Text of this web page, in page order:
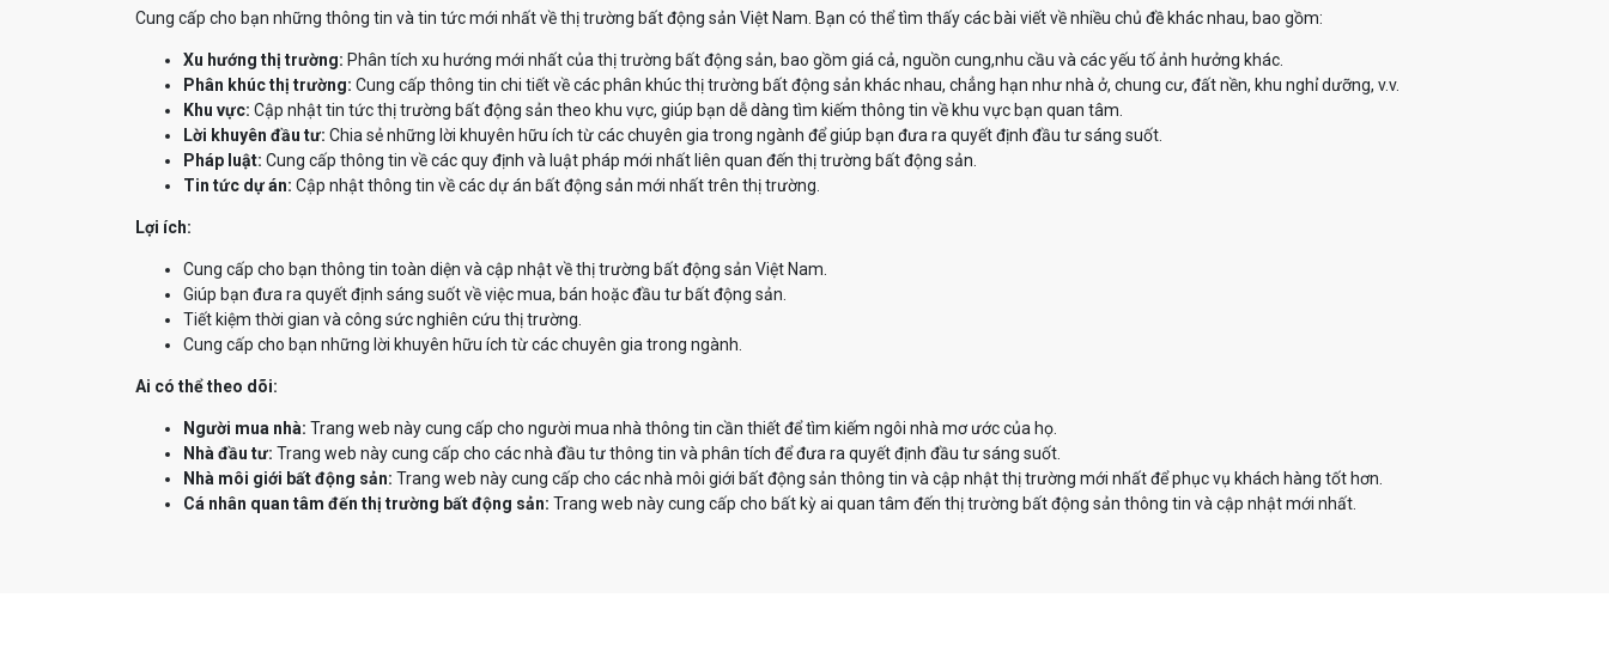
Cung cấp cho bạn những thông tin và tin tức mới nhất về thị trường bất động sản Việt Nam. Bạn có thể tìm thấy các bài viết về nhiều chủ đề khác nhau, bao gồm:
Xu hướng thị trường: Phân tích xu hướng mới nhất của thị trường bất động sản, bao gồm giá cả, nguồn cung,nhu cầu và các yếu tố ảnh hưởng khác.
Phân khúc thị trường: Cung cấp thông tin chi tiết về các phân khúc thị trường bất động sản khác nhau, chẳng hạn như nhà ở, chung cư, đất nền, khu nghỉ dưỡng, v.v.
Khu vực: Cập nhật tin tức thị trường bất động sản theo khu vực, giúp bạn dễ dàng tìm kiếm thông tin về khu vực bạn quan tâm.
Lời khuyên đầu tư: Chia sẻ những lời khuyên hữu ích từ các chuyên gia trong ngành để giúp bạn đưa ra quyết định đầu tư sáng suốt.
Pháp luật: Cung cấp thông tin về các quy định và luật pháp mới nhất liên quan đến thị trường bất động sản.
Tin tức dự án: Cập nhật thông tin về các dự án bất động sản mới nhất trên thị trường.
Lợi ích:
Cung cấp cho bạn thông tin toàn diện và cập nhật về thị trường bất động sản Việt Nam.
Giúp bạn đưa ra quyết định sáng suốt về việc mua, bán hoặc đầu tư bất động sản.
Tiết kiệm thời gian và công sức nghiên cứu thị trường.
Cung cấp cho bạn những lời khuyên hữu ích từ các chuyên gia trong ngành.
Ai có thể theo dõi:
Người mua nhà: Trang web này cung cấp cho người mua nhà thông tin cần thiết để tìm kiếm ngôi nhà mơ ước của họ.
Nhà đầu tư: Trang web này cung cấp cho các nhà đầu tư thông tin và phân tích để đưa ra quyết định đầu tư sáng suốt.
Nhà môi giới bất động sản: Trang web này cung cấp cho các nhà môi giới bất động sản thông tin và cập nhật thị trường mới nhất để phục vụ khách hàng tốt hơn.
Cá nhân quan tâm đến thị trường bất động sản: Trang web này cung cấp cho bất kỳ ai quan tâm đến thị trường bất động sản thông tin và cập nhật mới nhất.